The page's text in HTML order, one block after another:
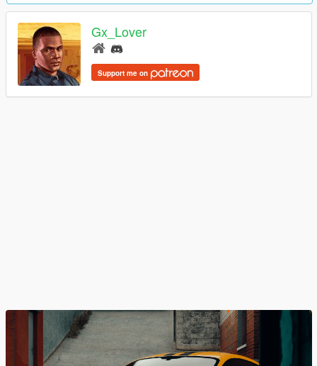
Gx_Lover
Support me on